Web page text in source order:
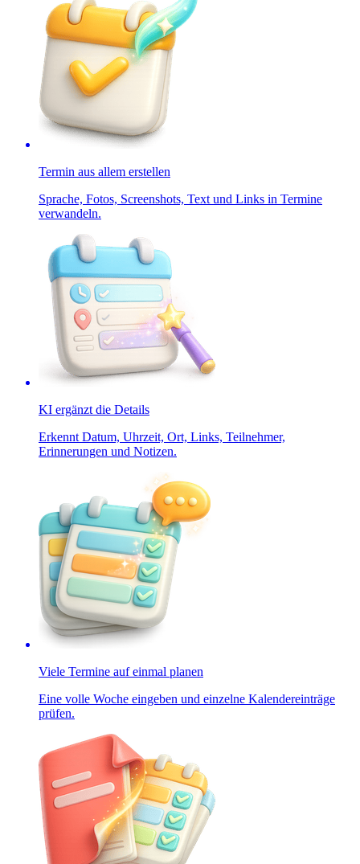
Termin aus allem erstellen
Sprache, Fotos, Screenshots, Text und Links in Termine
verwandeln.
KI ergänzt die Details
Erkennt Datum, Uhrzeit, Ort, Links, Teilnehmer,
Erinnerungen und Notizen.
Viele Termine auf einmal planen
Eine volle Woche eingeben und einzelne Kalendereinträge
prüfen.